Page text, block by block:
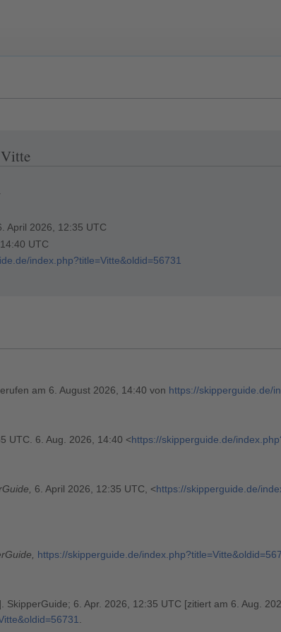
April 2026, 12:35 UTC
UTC
index.php?title=Vitte&oldid=56731
am 6. August 2026, 14:40 von https://skipperguide.de/
UTC. 6. Aug. 2026, 14:40 <https://skipperguide.de/
6. April 2026, 12:35 UTC, <https://skipperguide.de/
https://skipperguide.de/
SkipperGuide; 6. Apr. 2026, 12:35 UTC [zitiert am 6. Aug.